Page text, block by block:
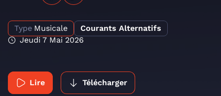
Type Musicale
Courants Alternatifs
Jeudi 7 Mai 2026
Lire Télécharger